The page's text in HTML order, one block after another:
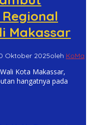
Makassar
Oktober 2025oleh KoMa
Kota Makassar,
hangatnya pada